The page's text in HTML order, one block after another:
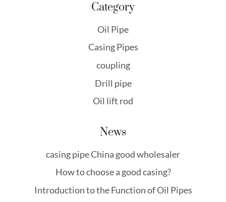
Category
Oil Pipe
Casing Pipes
coupling
Drill pipe
Oil lift rod
News
casing pipe China good wholesaler
How to choose a good casing?
Introduction to the Function of Oil Pipes